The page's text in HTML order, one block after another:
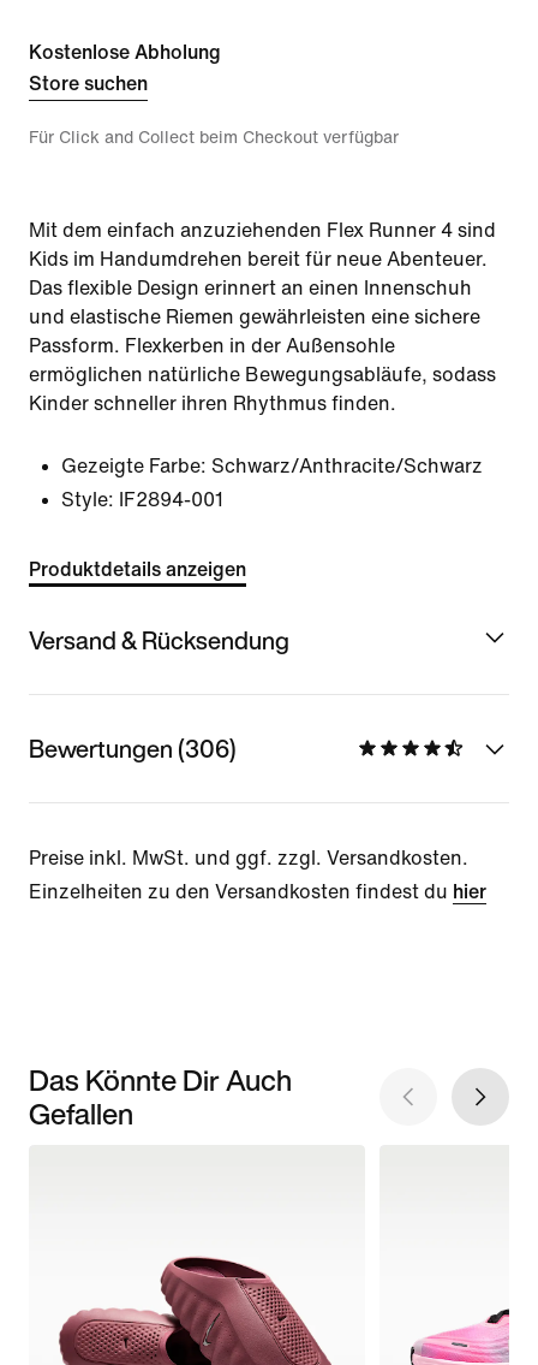
Kostenlose Abholung
Store suchen
Für Click and Collect beim Checkout verfügbar
Mit dem einfach anzuziehenden Flex Runner 4 sind
Kids im Handumdrehen bereit für neue Abenteuer.
Das flexible Design erinnert an einen Innenschuh
und elastische Riemen gewährleisten eine sichere
Passform. Flexkerben in der Außensohle
ermöglichen natürliche Bewegungsabläufe, sodass
Kinder schneller ihren Rhythmus finden.
Gezeigte Farbe: Schwarz/Anthracite/Schwarz
Style:
IF2894-001
Produktdetails anzeigen
Versand & Rücksendung
Bewertungen (306)
Preise inkl. MwSt. und ggf. zzgl. Versandkosten.
Einzelheiten zu den Versandkosten findest du hier
Das Könnte Dir Auch
Gefallen